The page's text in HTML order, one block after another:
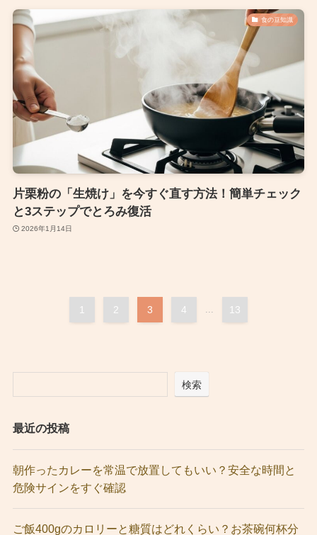
食の豆知識
片栗粉の「生焼け」を今すぐ直す方法！簡単チェック
と3ステップでとろみ復活
2026年1月14日
1 2 3 4 13
検索
最近の投稿
朝作ったカレーを常温で放置してもいい？安全な時間と
危険サインをすぐ確認
ご飯400gのカロリーと糖質はどれくらい？お茶碗何杯分